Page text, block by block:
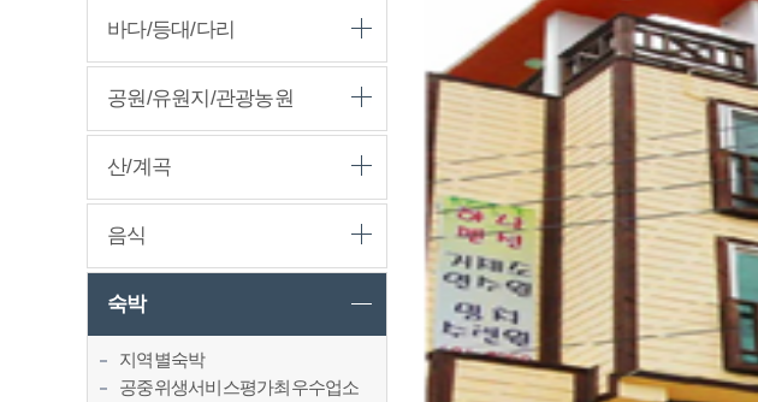
바다/등대/다리
공원/유원지/관광농원
산/계곡
음식
숙박
지역별숙박
공중위생서비스평가최우수업소